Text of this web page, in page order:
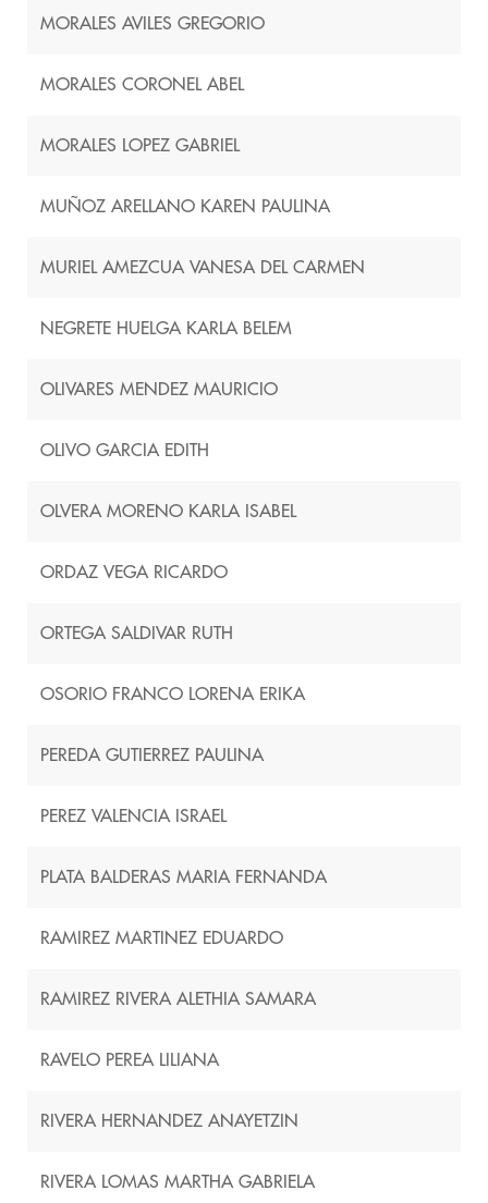
MORALES AVILES GREGORIO
MORALES CORONEL ABEL
MORALES LOPEZ GABRIEL
MUÑOZ ARELLANO KAREN PAULINA
MURIEL AMEZCUA VANESA DEL CARMEN
NEGRETE HUELGA KARLA BELEM
OLIVARES MENDEZ MAURICIO
OLIVO GARCIA EDITH
OLVERA MORENO KARLA ISABEL
ORDAZ VEGA RICARDO
ORTEGA SALDIVAR RUTH
OSORIO FRANCO LORENA ERIKA
PEREDA GUTIERREZ PAULINA
PEREZ VALENCIA ISRAEL
PLATA BALDERAS MARIA FERNANDA
RAMIREZ MARTINEZ EDUARDO
RAMIREZ RIVERA ALETHIA SAMARA
RAVELO PEREA LILIANA
RIVERA HERNANDEZ ANAYETZIN
RIVERA LOMAS MARTHA GABRIELA